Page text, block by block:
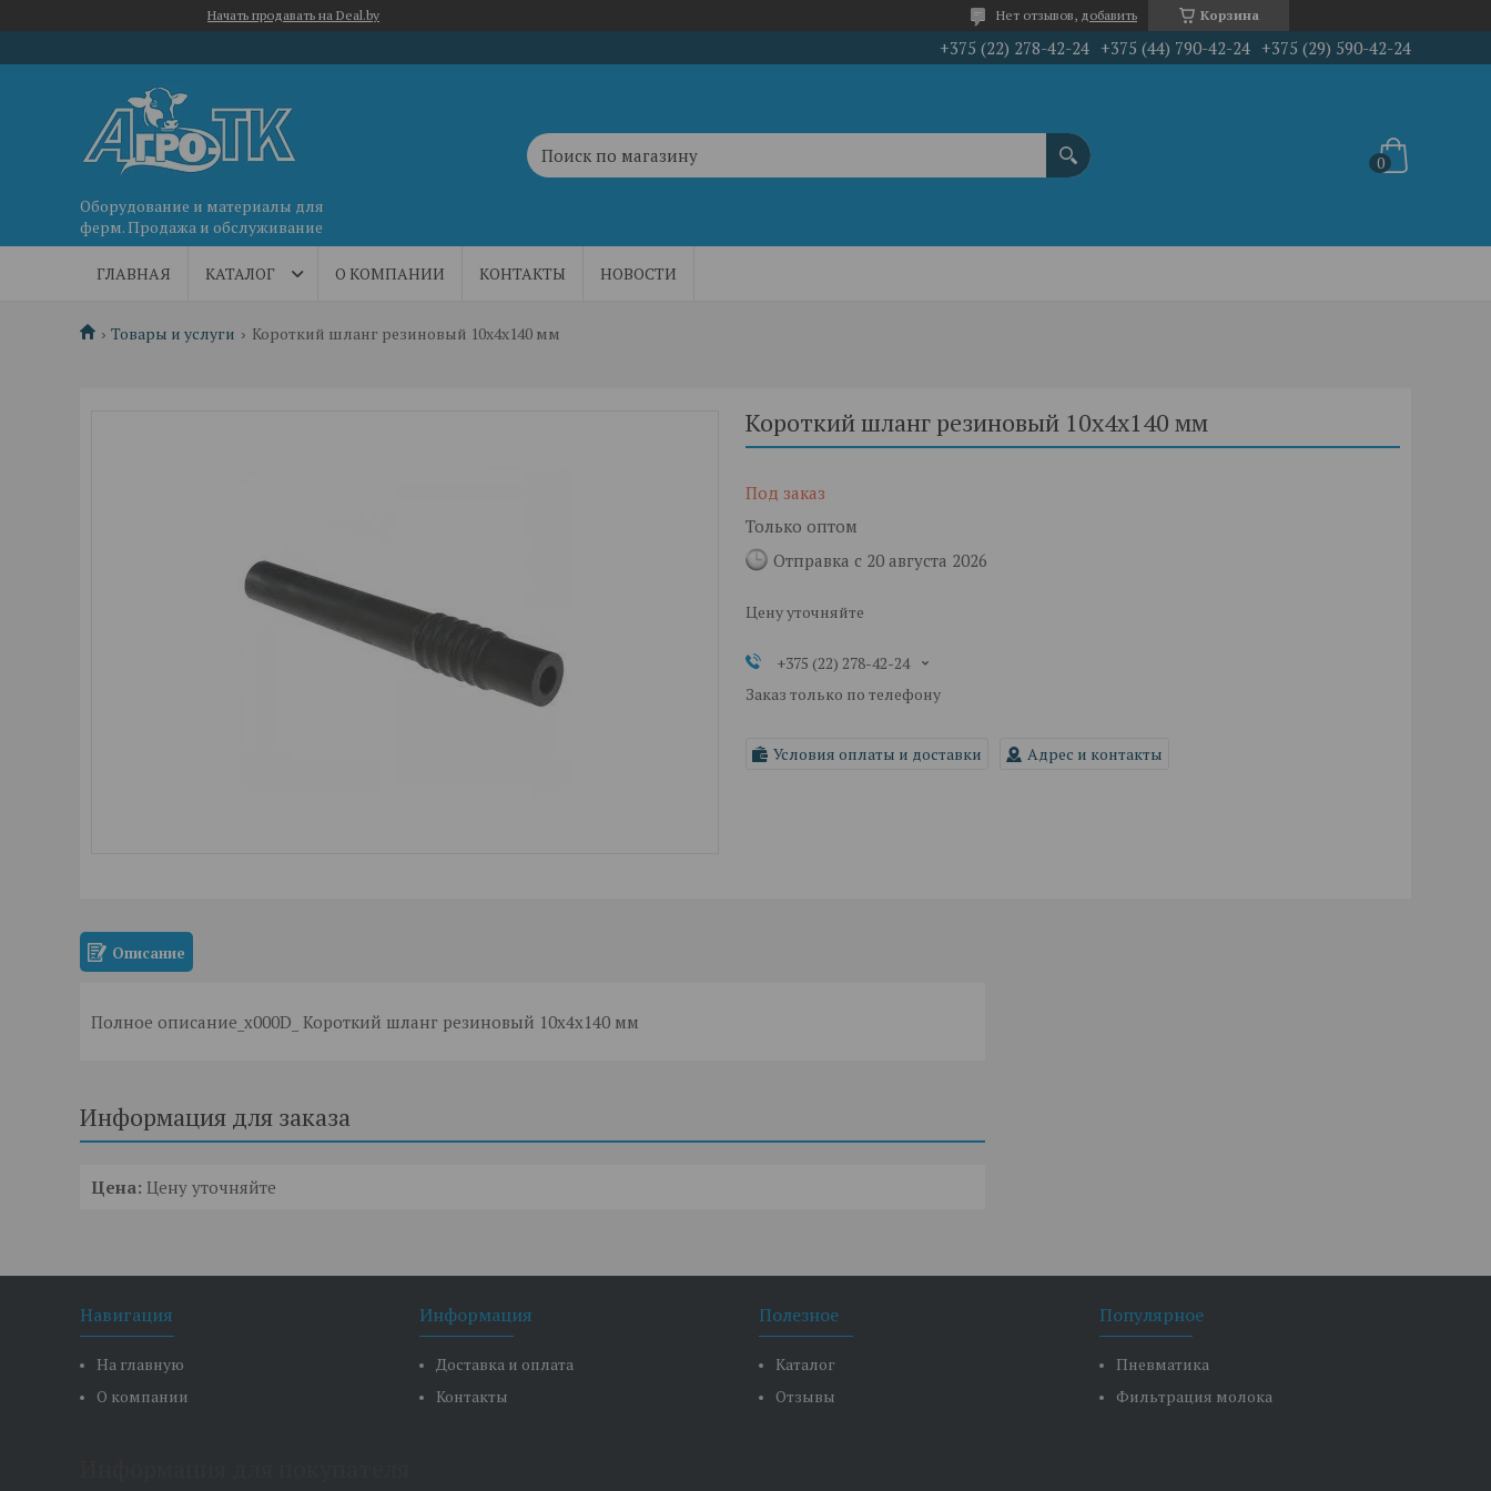
Начать продавать на Deal.by Корзина
Нет отзывов, добавить
+375 (22) 278-42-24 +375 (44) 790-42-24 +375 (29) 590-42-24
Оборудование и материалы для
ферм. Продажа и обслуживание
ГЛАВНАЯ КАТАЛОГ О КОМПАНИИ КОНТАКТЫ НОВОСТИ
Товары и услуги Короткий шланг резиновый 10х4х140 мм
Короткий шланг резиновый 10х4х140 мм
Под заказ
Только оптом
Отправка с 20 августа 2026
Цену уточняйте
+375 (22) 278-42-24
Заказ только по телефону
Условия оплаты и доставки Адрес и контакты
Описание
Полное описание_x000D_ Короткий шланг резиновый 10х4х140 мм
Информация для заказа
Цена: Цену уточняйте
Навигация
На главную
О компании
Информация
Доставка и оплата
Контакты
Полезное
Каталог
Отзывы
Популярное
Пневматика
Фильтрация молока